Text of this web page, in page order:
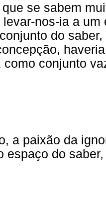
se sabem
levar-nos-ia a
do
como conjunto
a paixão da
espaço do